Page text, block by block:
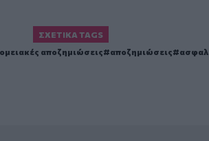
ΣΧΕΤΙΚΆ TAGS
αποζημιώσεις αποζημιώσεις